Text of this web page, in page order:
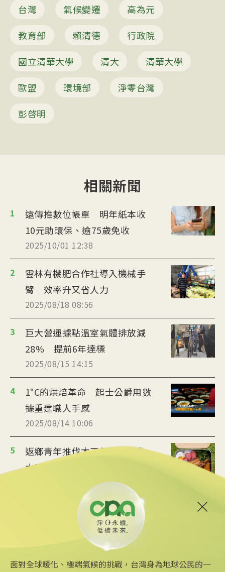
台灣 氣候變遷
高為元
教育部
賴清德
行政院
國立清華大學
清大
清華大學
歐盟
環境部
淨零台灣
彭啓明
相關新聞
1
遠傳推數位帳單 明年紙本收
10元助環保、逾75歲免收
2025/10/01 12:38
2
雲林有機肥合作社導入機械手
臂 效率升又省人力
2025/08/18 08:56
3
巨大營運據點溫室氣體排放減
28% 提前6年達標
2025/08/15 14:15
4
1°C的烘焙革命 起士公爵用數
據重建職人手感
2025/08/14 10:06
5
返鄉青年推伐木工便當 帶動
水里觀光與減碳經濟
台中智慧停車無紙化9/8上線
2025/08/11 18:54
面對全球暖化、極端氣候的挑戰，台灣身為地球公民的一